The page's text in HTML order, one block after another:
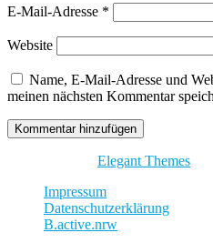
E-Mail-Adresse *
Website
Name, E-Mail-Adresse und
meinen nächsten Kommentar
Elegant Themes
Impressum
Datenschutzerklärung
B.active.nrw